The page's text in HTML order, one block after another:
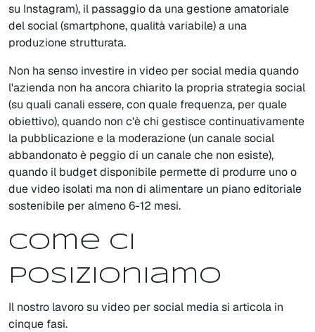
su Instagram), il passaggio da una gestione amatoriale
del social (smartphone, qualità variabile) a una
produzione strutturata.
Non ha senso investire in video per social media quando
l'azienda non ha ancora chiarito la propria strategia social
(su quali canali essere, con quale frequenza, per quale
obiettivo), quando non c'è chi gestisce continuativamente
la pubblicazione e la moderazione (un canale social
abbandonato è peggio di un canale che non esiste),
quando il budget disponibile permette di produrre uno o
due video isolati ma non di alimentare un piano editoriale
sostenibile per almeno 6-12 mesi.
Come ci
posizioniamo
Il nostro lavoro su video per social media si articola in
cinque fasi.